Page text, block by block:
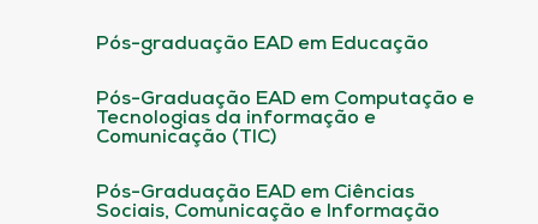
Pós-graduação EAD em Educação
Pós-Graduação EAD em Computação e
Tecnologias da informação e
Comunicação (TIC)
Pós-Graduação EAD em Ciências
Sociais, Comunicação e Informação